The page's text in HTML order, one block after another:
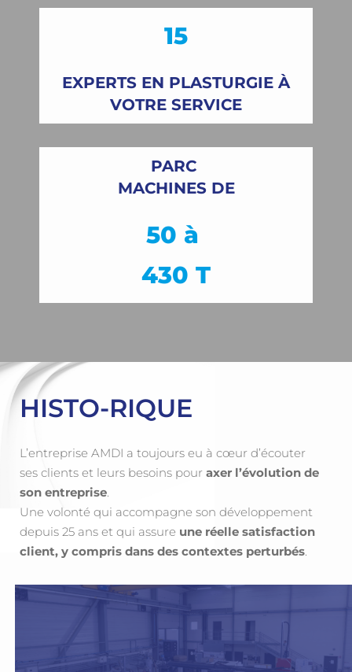
15
EXPERTS EN PLASTURGIE À
VOTRE SERVICE
PARC
MACHINES DE
50 à
430 T
HISTO-RIQUE
L’entreprise AMDI a toujours eu à cœur d’écouter
ses clients et leurs besoins pour axer l’évolution de
son entreprise.
Une volonté qui accompagne son développement
depuis 25 ans et qui assure une réelle satisfaction
client, y compris dans des contextes perturbés.